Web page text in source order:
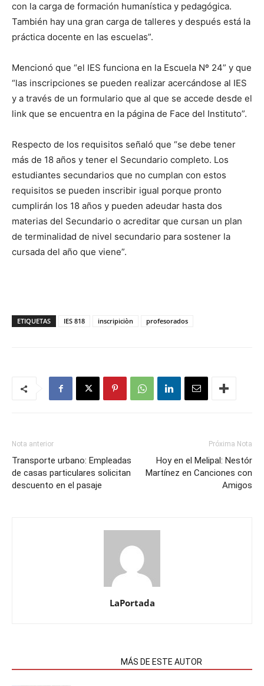
con la carga de formación humanística y pedagógica.
También hay una gran carga de talleres y después está la
práctica docente en las escuelas”.
Mencionó que “el IES funciona en la Escuela Nº 24” y que
“las inscripciones se pueden realizar acercándose al IES
y a través de un formulario que al que se accede desde el
link que se encuentra en la página de Face del Instituto”.
Respecto de los requisitos señaló que “se debe tener
más de 18 años y tener el Secundario completo. Los
estudiantes secundarios que no cumplan con estos
requisitos se pueden inscribir igual porque pronto
cumplirán los 18 años y pueden adeudar hasta dos
materias del Secundario o acreditar que cursan un plan
de terminalidad de nivel secundario para sostener la
cursada del año que viene”.
ETIQUETAS IES 818 inscripiciòn profesorados
Nota anterior
Transporte urbano: Empleadas
de casas particulares solicitan
descuento en el pasaje
Próxima Nota
Hoy en el Melipal: Nestór
Martínez en Canciones con
Amigos
LaPortada
MÁS DE ESTE AUTOR